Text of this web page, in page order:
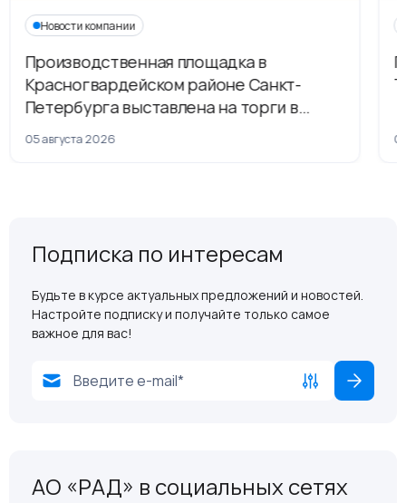
Новости компании
Производственная площадка в
Красногвардейском районе Санкт-
Петербурга выставлена на торги в
рамках приватизации
05 августа 2026
Подписка по интересам
Будьте в курсе актуальных предложений и новостей.
Настройте подписку и получайте только самое
важное для вас!
АО «РАД» в социальных сетях